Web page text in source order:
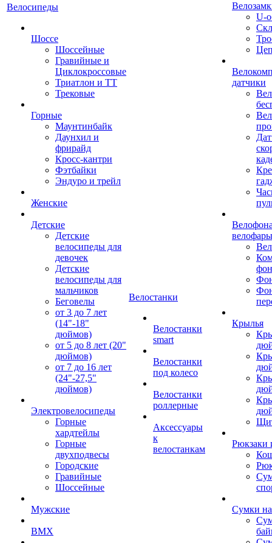
Велосипеды
Шоссе
Шоссейные
Гравийные и
Циклокроссовые
Триатлон и ТТ
Трековые
Горные
Маунтинбайк
Даунхил и
фрирайд
Кросс-кантри
Фэтбайки
Эндуро и трейл
Женские
Детские
Детские
велосипеды для
девочек
Детские
велосипеды для
мальчиков
Беговелы
от 3 до 7 лет
(14"-18"
дюймов)
от 5 до 8 лет (20"
дюймов)
от 7 до 16 лет
(24"-27,5"
дюймов)
Электровелосипеды
Горные
хардтейлы
Горные
двухподвесы
Городские
Гравийные
Шоссейные
Мужские
BMX
Велостанки
Велостанки
smart
Велостанки
под колесо
Велостанки
роллерные
Аксессуары
к
велостанкам
U-
датчики
велофары
Крылья
Рюкзаки
Сумки